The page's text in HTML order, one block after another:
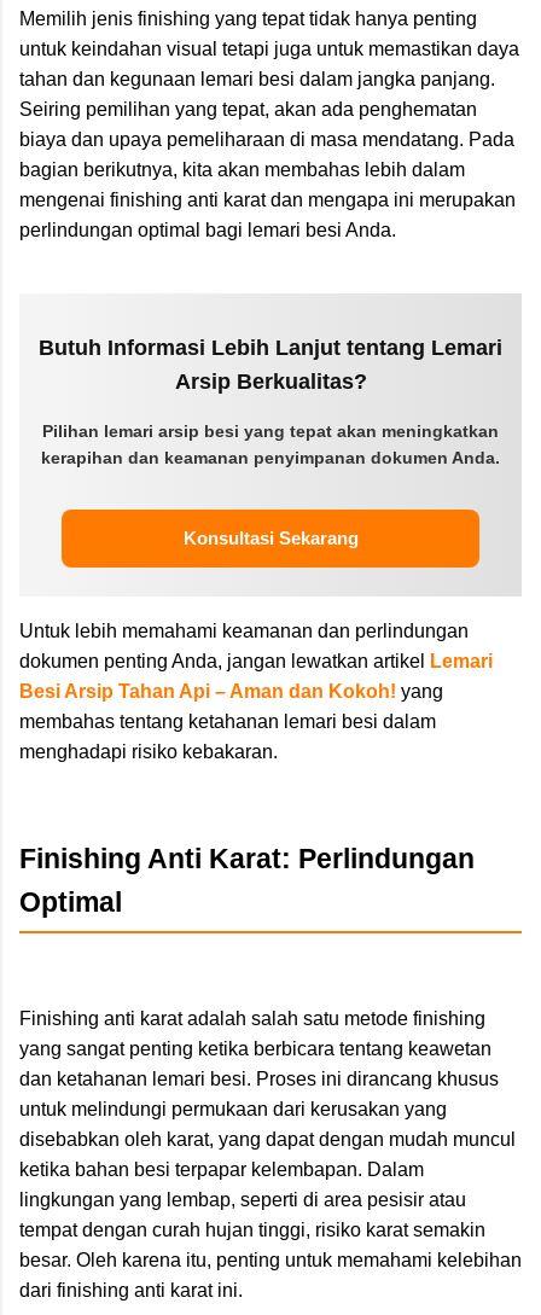
Memilih jenis finishing yang tepat tidak hanya penting
untuk keindahan visual tetapi juga untuk memastikan daya
tahan dan kegunaan lemari besi dalam jangka panjang.
Seiring pemilihan yang tepat, akan ada penghematan
biaya dan upaya pemeliharaan di masa mendatang. Pada
bagian berikutnya, kita akan membahas lebih dalam
mengenai finishing anti karat dan mengapa ini merupakan
perlindungan optimal bagi lemari besi Anda.
Butuh Informasi Lebih Lanjut tentang Lemari
Arsip Berkualitas?
Pilihan lemari arsip besi yang tepat akan meningkatkan
kerapihan dan keamanan penyimpanan dokumen Anda.
Konsultasi Sekarang
Untuk lebih memahami keamanan dan perlindungan
dokumen penting Anda, jangan lewatkan artikel
Lemari
Besi Arsip Tahan Api – Aman dan Kokoh! yang
membahas tentang ketahanan lemari besi dalam
menghadapi risiko kebakaran.
Finishing Anti Karat: Perlindungan
Optimal
Finishing anti karat adalah salah satu metode finishing
yang sangat penting ketika berbicara tentang keawetan
dan ketahanan lemari besi. Proses ini dirancang khusus
untuk melindungi permukaan dari kerusakan yang
disebabkan oleh karat, yang dapat dengan mudah muncul
ketika bahan besi terpapar kelembapan. Dalam
lingkungan yang lembap, seperti di area pesisir atau
tempat dengan curah hujan tinggi, risiko karat semakin
besar. Oleh karena itu, penting untuk memahami kelebihan
dari finishing anti karat ini.